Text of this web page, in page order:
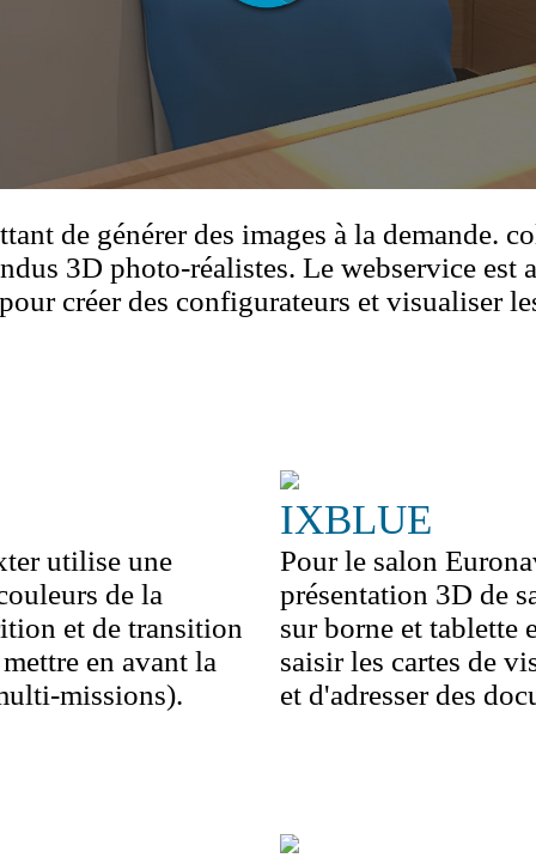
de générer des images à la demande.
3D photo-réalistes. Le webservice est
créer des configurateurs et visualiser
utilise une
de la
et de transition
en avant la
missions).
IXBLUE
Pour le salon
présentation 3D de
sur borne et tablette
saisir les cartes de
et d'adresser des